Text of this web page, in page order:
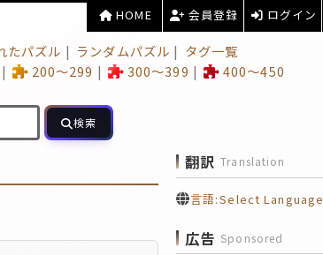
検索
HOME 会員登録 ログイン
たパズル ランダムパズル
タグ一覧
200～299 300～399
400～450
翻訳 Translation
言語:Select Language
広告 Sponsored